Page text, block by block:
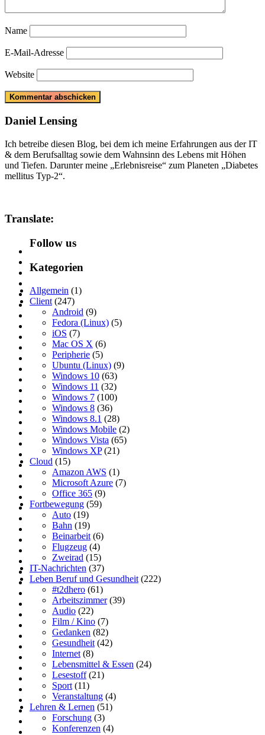
Name
E-Mail-Adresse
Website
Daniel Lensing
Ich betreibe diesen Blog, bei dem ich meine Erfahrungen aus der IT
& dem Berufsalltag sowie dem Wahnsinn des Lebens mit Höhen
und Tiefen. Darunter meine „Erlebnisreise“ zum Planeten „Diabetes
mellitus Typ-2“.
Translate:
Follow us
Kategorien
Allgemein (1)
Client (247)
Android (9)
Fedora (Linux) (5)
iOS (7)
Mac OS X (6)
Peripherie (5)
Ubuntu (Linux) (9)
Windows 10 (63)
Windows 11 (32)
Windows 7 (100)
Windows 8 (36)
Windows 8.1 (28)
Windows Mobile (2)
Windows Vista (65)
Windows XP(21)
Cloud (15)
Amazon AWS (1)
Microsoft Azure (7)
Office 365 (9)
Fortbewegung (59)
Auto (19)
Bahn (19)
Beinarbeit (6)
Flugzeug (4)
Zweirad (15)
IT-Nachrichten (37)
Leben Beruf und Gesundheit (222)
#t2dhero (61)
Arbeitszimmer(39)
Audio (22)
Film / Kino (7)
Gedanken (82)
Gesundheit (42)
Internet (8)
Lebensmittel & Essen (24)
Lesestoff(21)
Sport (11)
Veranstaltung (4)
Lehren & Lernen (51)
Forschung (3)
Konferenzen (4)